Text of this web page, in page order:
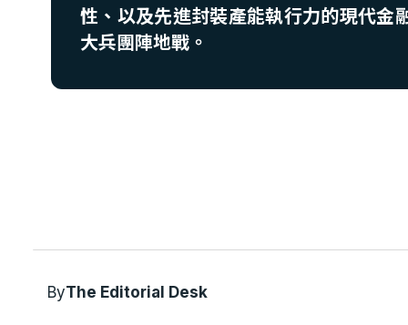
性、以及先進封裝產能執行力的現代金
大兵團陣地戰。
ByThe Editorial Desk